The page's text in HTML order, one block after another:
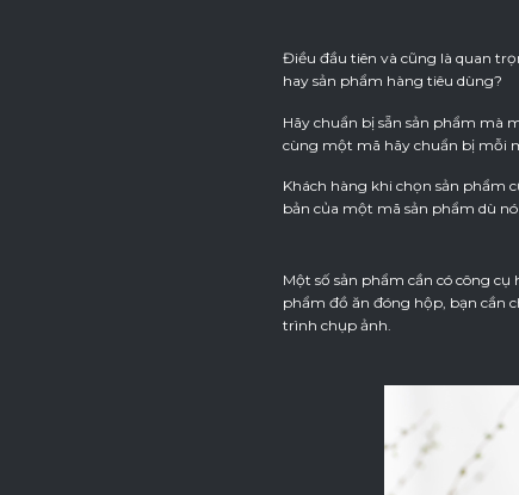
Điều đầu tiên và cũng là quan
hay sản phẩm hàng tiêu dùng?
Hãy chuẩn bị sẵn sản phẩm mà
cùng một mã hãy chuẩn bị mỗi
Khách hàng khi chọn sản phẩm
bản của một mã sản phẩm dù
Một số sản phẩm cần có công
phẩm đồ ăn đóng hộp, bạn cần
trình chụp ảnh.